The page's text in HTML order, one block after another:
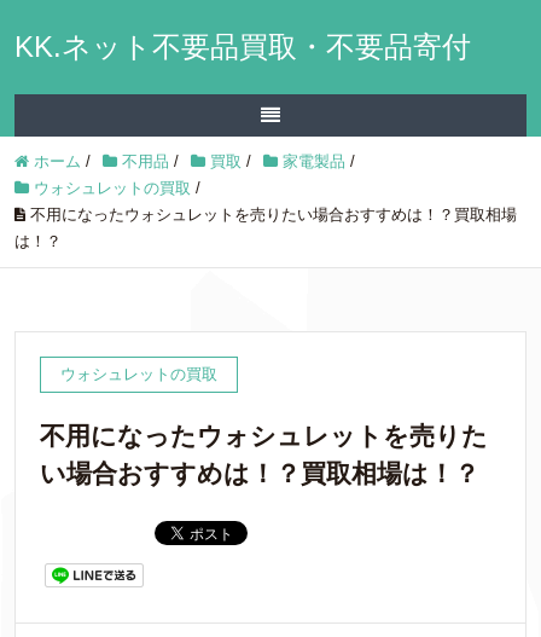
KK.ネット不要品買取・不要品寄付
ホーム / 不用品 / 買取 / 家電製品 /
ウォシュレットの買取 /
不用になったウォシュレットを売りたい場合おすすめは！？買取相場
は！？
ウォシュレットの買取
不用になったウォシュレットを売りた
い場合おすすめは！？買取相場は！？